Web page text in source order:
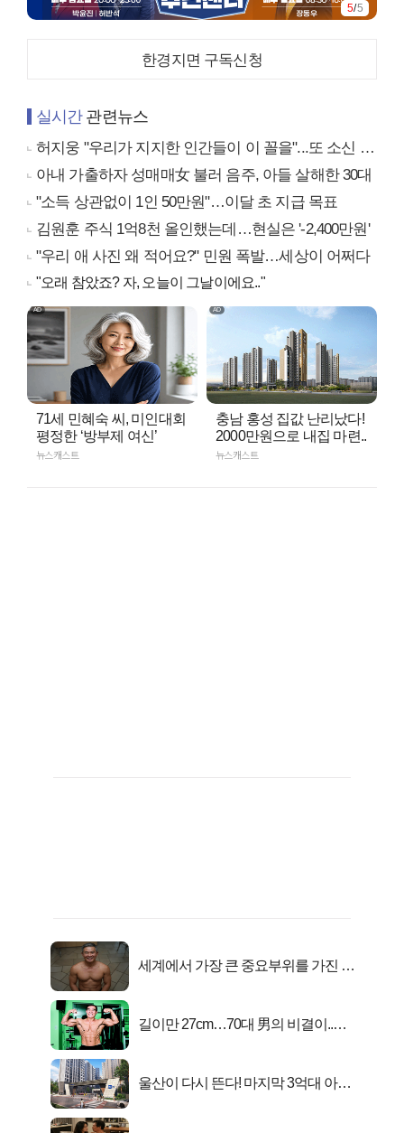
5/5
한경지면 구독신청
실시간관련뉴스
허지웅 "우리가 지지한 인간들이 이 꼴을"...또 소신 발언
아내 가출하자 성매매女 불러 음주, 아들 살해한 30대
"소득 상관없이 1인 50만원"…이달 초 지급 목표
김원훈 주식 1억8천 올인했는데…현실은 '-2,400만원'
"우리 애 사진 왜 적어요?" 민원 폭발…세상이 어쩌다
"오래 참았죠? 자, 오늘이 그날이에요.."
71세 민혜숙 씨, 미인대회
평정한 ‘방부제 여신’
뉴스캐스트
충남 홍성 집값 난리났다!
2000만원으로 내집 마련..
뉴스캐스트
세계에서 가장 큰 중요부위를 가진 남
길이만 27cm…70대 男의 비결이..충
울산이 다시 뜬다! 마지막 3억대 아파